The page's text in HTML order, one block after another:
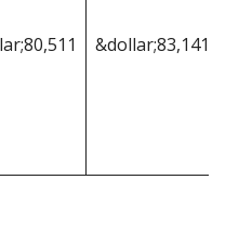
&dollar;83,141